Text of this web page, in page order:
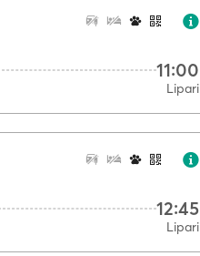
11:00
Lipari
12:45
Lipari